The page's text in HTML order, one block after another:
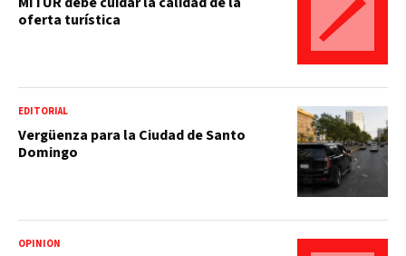
oferta turística
EDITORIAL
Vergüenza para la Ciudad de Santo
Domingo
OPINIÓN